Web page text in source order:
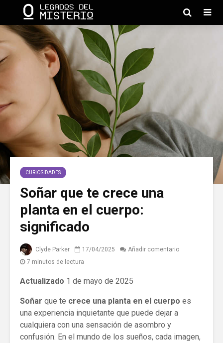
CURIOSIDADES
Soñar que te crece una
planta en el cuerpo:
significado
Clyde Parker 17/04/2025
Añadir comentario
7 minutos de lectura
Actualizado 1 de mayo de 2025
Soñar que te crece una planta en el cuerpo es
una experiencia inquietante que puede dejar a
cualquiera con una sensación de asombro y
confusión. En el mundo de los sueños, cada imagen,